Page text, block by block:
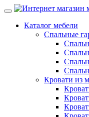
Каталог мебели
Спальные
Кровати из